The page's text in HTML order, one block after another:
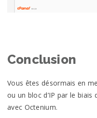
Conclusion
Vous êtes désormais en
ou un bloc d’IP par le
avec Octenium.